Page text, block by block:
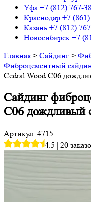
Уфа +7 (812) 767-
Краснодар +7
Казань +7 (812)
Новосибирск +7
Главная > Сайдинг >
Фиброцементный
Cedral Wood C06
Сайдинг
C06 дождливый
Артикул: 4715
4.5 | 20